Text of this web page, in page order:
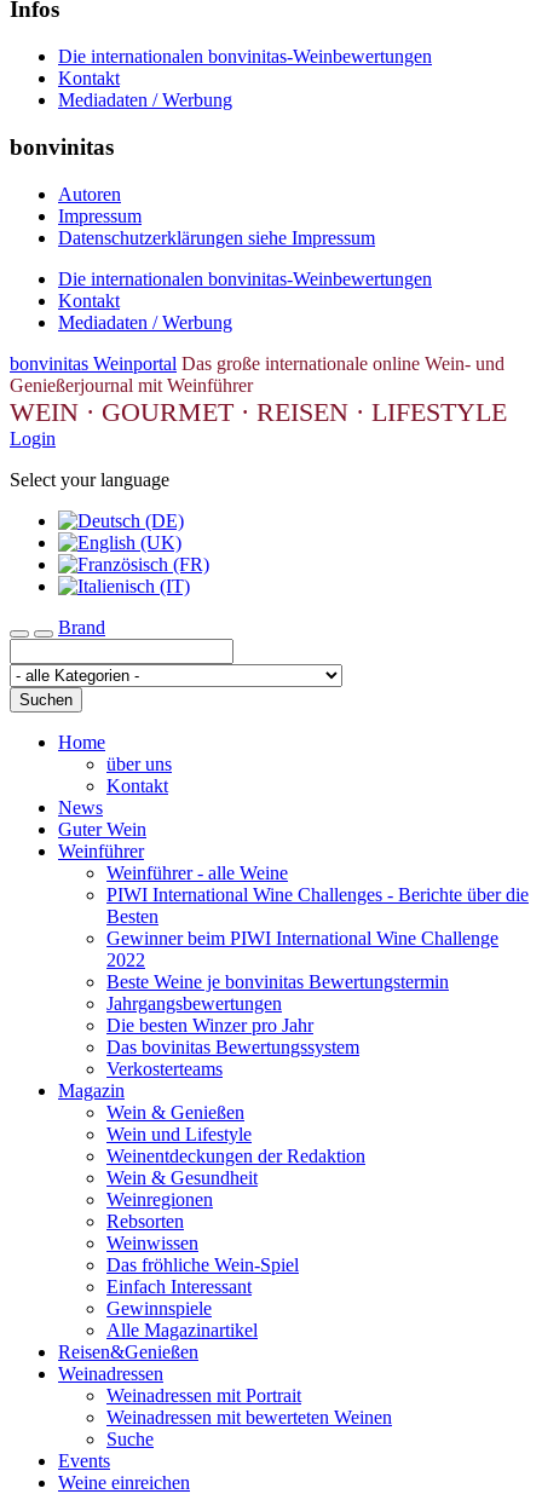
Infos
Die internationalen bonvinitas-Weinbewertungen
Kontakt
Mediadaten / Werbung
bonvinitas
Autoren
Impressum
Datenschutzerklärungen siehe Impressum
Die internationalen bonvinitas-Weinbewertungen
Kontakt
Mediadaten / Werbung
bonvinitas Weinportal Das große internationale online Wein- und
Genießerjournal mit Weinführer
WEIN · GOURMET · REISEN · LIFESTYLE
Login
Select your language
Toggle navigation
Brand
Suchen
Home
über uns
Kontakt
News
Guter Wein
Weinführer
Weinführer - alle Weine
PIWI International Wine Challenges - Berichte über die
Besten
Gewinner beim PIWI International Wine Challenge
2022
Beste Weine je bonvinitas Bewertungstermin
Jahrgangsbewertungen
Die besten Winzer pro Jahr
Das bovinitas Bewertungssystem
Verkosterteams
Magazin
Wein & Genießen
Wein und Lifestyle
Weinentdeckungen der Redaktion
Wein & Gesundheit
Weinregionen
Rebsorten
Weinwissen
Das fröhliche Wein-Spiel
Einfach Interessant
Gewinnspiele
Alle Magazinartikel
Reisen&Genießen
Weinadressen
Weinadressen mit Portrait
Weinadressen mit bewerteten Weinen
Suche
Events
Weine einreichen